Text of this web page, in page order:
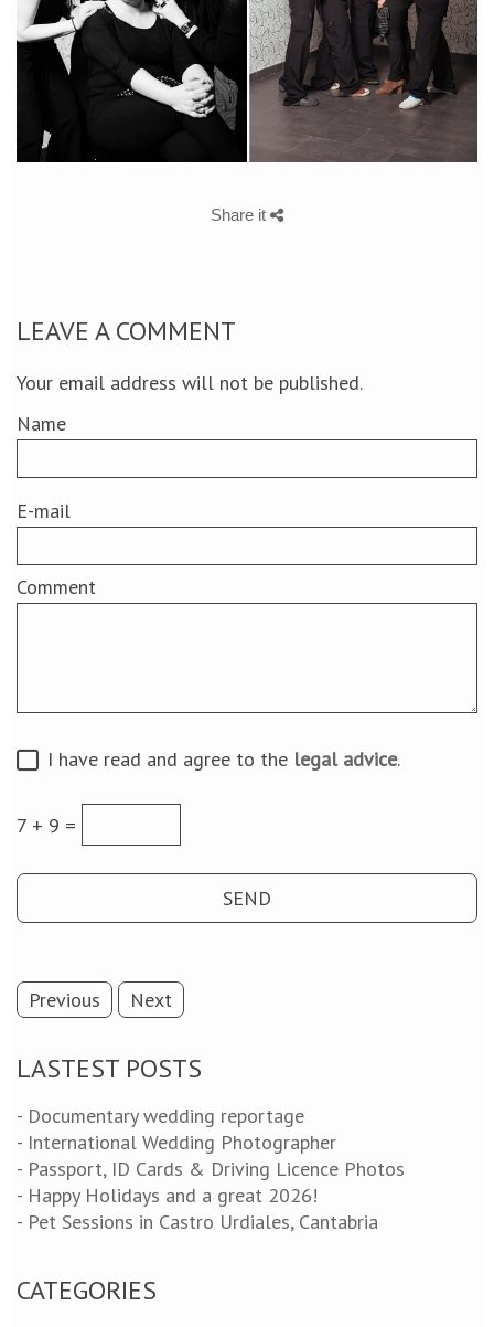
Share it
LEAVE A COMMENT
Your email address will not be published.
Name
E-mail
Comment
I have read and agree to the legal advice.
7 + 9 =
Previous Next
LASTEST POSTS
- Documentary wedding reportage
- International Wedding Photographer
- Passport, ID Cards & Driving Licence Photos
- Happy Holidays and a great 2026!
- Pet Sessions in Castro Urdiales, Cantabria
CATEGORIES